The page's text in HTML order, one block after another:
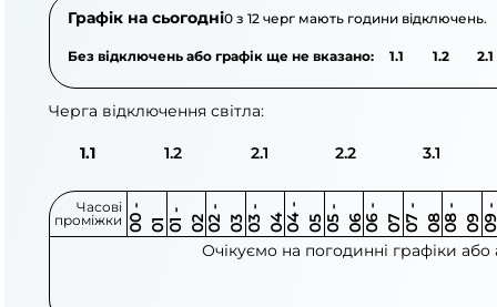
Графік на сьогодні0 з 12 черг мають години відключень.
Без відключень або графік ще не вказано: 1.1 1.2 2.1
Черга відключення світла:
1.1 1.2 2.1 2.2 3.1
Часові
проміжки 0
0
-
0 1 0
1
-
0 2 0 2
-
0 3 0 3
-
0 4 0 4
-
0 5 0 5
-
0 6 0 6
-
0 7 0 7
-
0 8 0 8
-
0 9 0
9
-
1
Очікуємо на погодинні графіки